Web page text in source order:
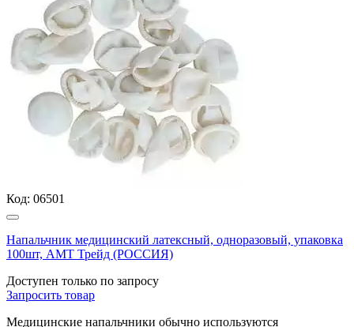
Код: 06501
Напальчник медицинский латексный, одноразовый, упаковка
100шт, АМТ Трейд (РОССИЯ)
Доступен только по запросу
Запросить товар
Медицинские напальчники обычно используются